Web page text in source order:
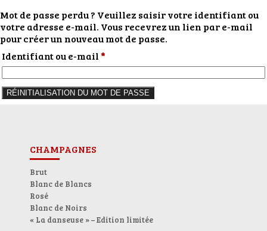
Mot de passe perdu ? Veuillez saisir votre identifiant ou
votre adresse e-mail. Vous recevrez un lien par e-mail
pour créer un nouveau mot de passe.
Identifiant ou e-mail*Obligatoire
RÉINITIALISATION DU MOT DE PASSE
CHAMPAGNES
Brut
Blanc de Blancs
Rosé
Blanc de Noirs
« La danseuse » – Edition limitée